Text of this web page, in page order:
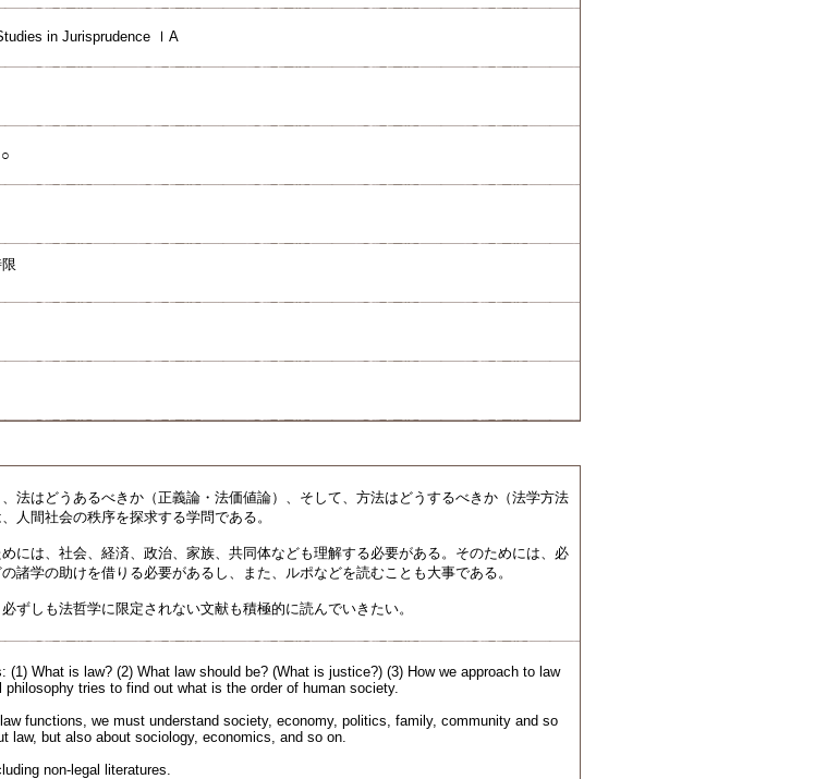
in Jurisprudence ⅠA
法はどうあるべきか（正義論・法価値論）、そして、方法はどうするべきか（法学方法
人間社会の秩序を探求する学問である。
には、社会、経済、政治、家族、共同体なども理解する必要がある。そのためには、必
諸学の助けを借りる必要があるし、また、ルポなどを読むことも大事である。
ずしも法哲学に限定されない文献も積極的に読んでいきたい。
What is law? (2) What law should be? (What is justice?) (3) How we approach to law
tries to find out what is the order of human society.
functions, we must understand society, economy, politics, family, community and so
law, but also about sociology, economics, and so on.
non-legal literatures.